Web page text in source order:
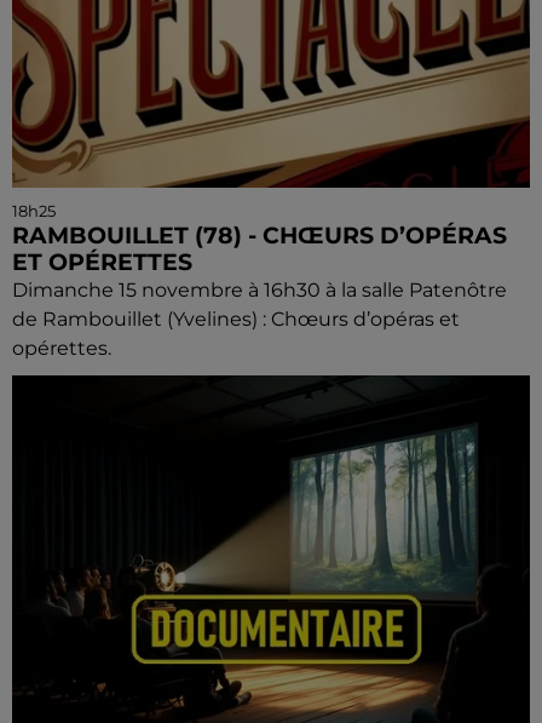
18h25
RAMBOUILLET (78) - CHŒURS D’OPÉRAS
ET OPÉRETTES
Dimanche 15 novembre à 16h30 à la salle Patenôtre
de Rambouillet (Yvelines) : Chœurs d’opéras et
opérettes.